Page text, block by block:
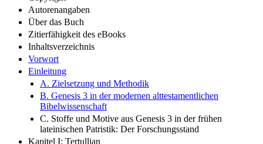
Autorenangaben
Über das Buch
Zitierfähigkeit des eBooks
Inhaltsverzeichnis
Vorwort
Einleitung
A. Zielsetzung und Methodik
B. Genesis 3 in der modernen alttestamentlichen
Bibelwissenschaft
C. Stoffe und Motive aus Genesis 3 in der frühen
lateinischen Patristik: Der Forschungsstand
Kapitel I: Tertullian